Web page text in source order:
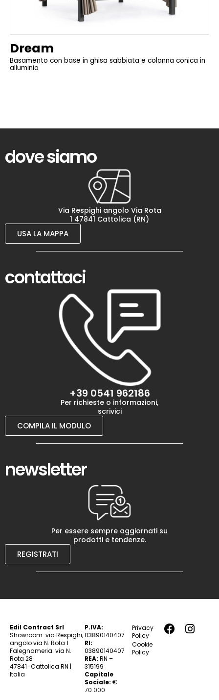
Dream
Basamento con base in ghisa sabbiata e colonna conica in
alluminio
dove siamo
Via Respighi angolo Via Rota
1 47841 Cattolica (RN)
USA LA MAPPA
contattaci
+39 0541 962186
Per richieste o informazioni,
scrivici
COMPILA IL MODULO
newsletter
Per essere sempre aggiornati su
prodotti e tendenze.
REGISTRATI
Edil Contract Srl
Showroom: via Respighi,
angolo via N. Rota 1
Falegnameria: via N.
Rota 28
47841 · Cattolica RN |
Italia
P.IVA:
03890140407
RI:
03890140407
REA: RN –
315199
Capitale
Sociale: €
70.000
Privacy
Policy
Cookie
Policy